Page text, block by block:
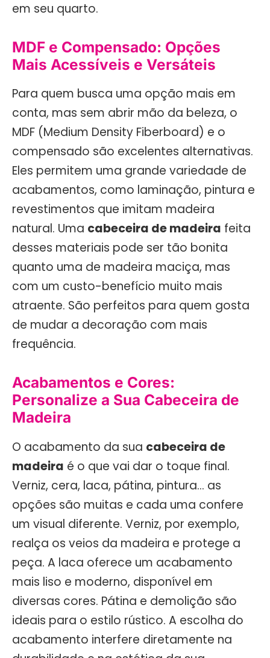
em seu quarto.
MDF e Compensado: Opções
Mais Acessíveis e Versáteis
Para quem busca uma opção mais em
conta, mas sem abrir mão da beleza, o
MDF (Medium Density Fiberboard) e o
compensado são excelentes alternativas.
Eles permitem uma grande variedade de
acabamentos, como laminação, pintura e
revestimentos que imitam madeira
natural. Uma cabeceira de madeira feita
desses materiais pode ser tão bonita
quanto uma de madeira maciça, mas
com um custo-benefício muito mais
atraente. São perfeitos para quem gosta
de mudar a decoração com mais
frequência.
Acabamentos e Cores:
Personalize a Sua Cabeceira de
Madeira
O acabamento da sua cabeceira de
madeira é o que vai dar o toque final.
Verniz, cera, laca, pátina, pintura… as
opções são muitas e cada uma confere
um visual diferente. Verniz, por exemplo,
realça os veios da madeira e protege a
peça. A laca oferece um acabamento
mais liso e moderno, disponível em
diversas cores. Pátina e demolição são
ideais para o estilo rústico. A escolha do
acabamento interfere diretamente na